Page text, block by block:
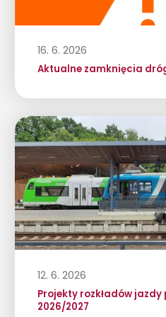
16. 6. 2026
Aktualne zamknięcia
12. 6. 2026
Projekty rozkładów
2026/2027